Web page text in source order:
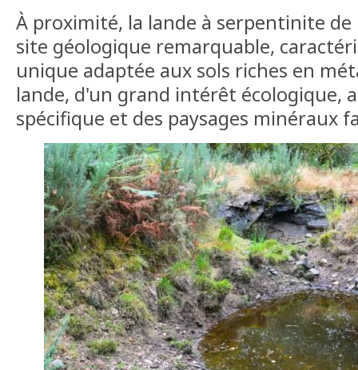
À proximité, la lande à serpentinite de
site géologique remarquable,
unique adaptée aux sols riches en
lande, d'un grand intérêt écologique,
spécifique et des paysages minéraux